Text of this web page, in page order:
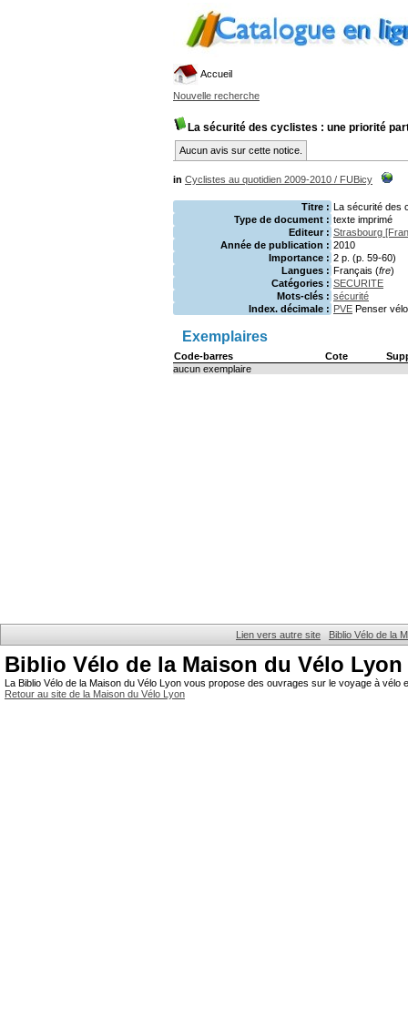
Accueil
Nouvelle recherche
La sécurité des cyclistes : une priorité
Aucun avis sur cette notice.
in Cyclistes au quotidien 2009-2010 / FUBicy
Titre : La sécurité des
Type de document : texte imprimé
Editeur : Strasbourg
Année de publication : 2010
Importance : 2 p. (p. 59-60)
Langues : Français (fre)
Catégories : SECURITE
Mots-clés : sécurité
Index. décimale : PVE Penser vélo
Exemplaires
Code-barres Cote
aucun exemplaire
Lien vers autre site Biblio Vélo de la
Biblio Vélo de la Maison du Vélo Lyon
La Biblio Vélo de la Maison du Vélo Lyon vous propose des ouvrages sur le voyage à
Retour au site de la Maison du Vélo Lyon